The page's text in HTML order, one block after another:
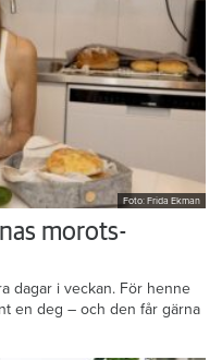
Foto: Frida Ekman
morots-
dagar i veckan. För henne
en deg – och den får gärna